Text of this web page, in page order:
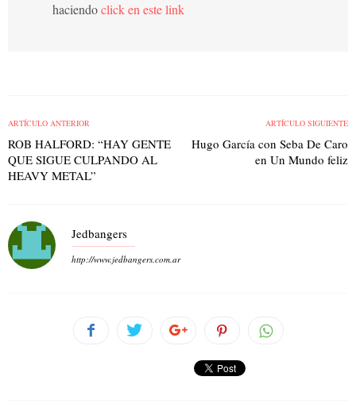
haciendoclick en este link
ARTÍCULO ANTERIOR
ROB HALFORD: “HAY GENTE
QUE SIGUE CULPANDO AL
HEAVY METAL”
ARTÍCULO SIGUIENTE
Hugo García con Seba De Caro
en Un Mundo feliz
Jedbangers
http://www.jedbangers.com.ar